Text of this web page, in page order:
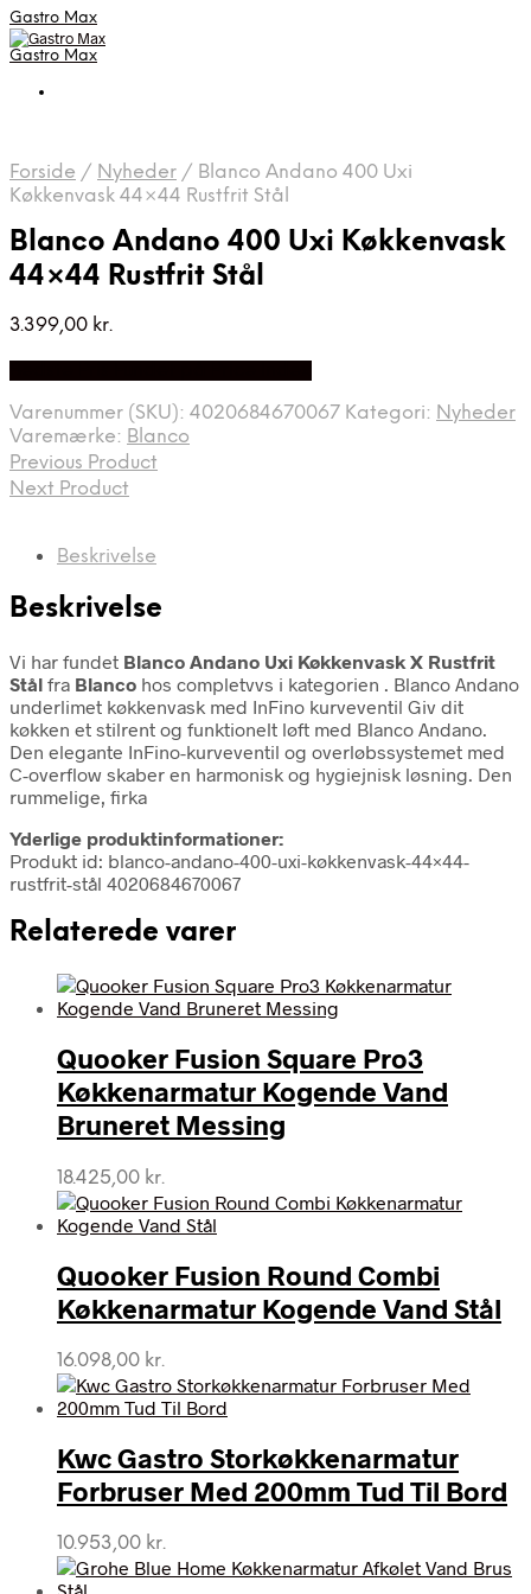
Gastro Max
Gastro Max
Forside / Nyheder / Blanco Andano 400 Uxi
Køkkenvask 44×44 Rustfrit Stål
Blanco Andano 400 Uxi Køkkenvask
44×44 Rustfrit Stål
3.399,00 kr.
Varenummer (SKU): 4020684670067 Kategori: Nyheder
Varemærke: Blanco
Previous Product
Next Product
Beskrivelse
Beskrivelse
Vi har fundet Blanco Andano Uxi Køkkenvask X Rustfrit
Stål fra Blanco hos completvvs i kategorien . Blanco Andano
underlimet køkkenvask med InFino kurveventil Giv dit
køkken et stilrent og funktionelt løft med Blanco Andano.
Den elegante InFino-kurveventil og overløbssystemet med
C-overflow skaber en harmonisk og hygiejnisk løsning. Den
rummelige, firka
Yderlige produktinformationer:
Produkt id: blanco-andano-400-uxi-køkkenvask-44×44-
rustfrit-stål 4020684670067
Relaterede varer
Quooker Fusion Square Pro3
Køkkenarmatur Kogende Vand
Bruneret Messing
18.425,00 kr.
Quooker Fusion Round Combi
Køkkenarmatur Kogende Vand Stål
16.098,00 kr.
Kwc Gastro Storkøkkenarmatur
Forbruser Med 200mm Tud Til Bord
10.953,00 kr.